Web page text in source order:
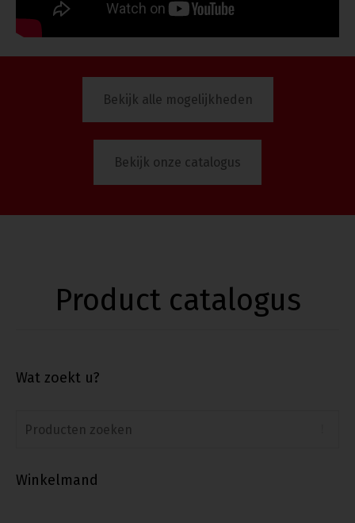
Bekijk alle mogelijkheden
Bekijk onze catalogus
Product catalogus
Wat zoekt u?
Winkelmand